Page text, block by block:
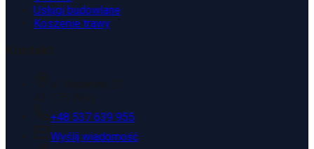
Usługi budowlane
Koszenie trawy
+48 537 639 955
Wyślij wiadomość